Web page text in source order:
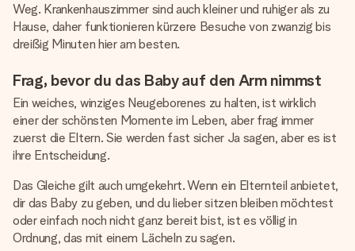
Weg. Krankenhauszimmer sind auch kleiner und ruhiger als zu
Hause, daher funktionieren kürzere Besuche von zwanzig bis
dreißig Minuten hier am besten.
Frag, bevor du das Baby auf den Arm nimmst
Ein weiches, winziges Neugeborenes zu halten, ist wirklich
einer der schönsten Momente im Leben, aber frag immer
zuerst die Eltern. Sie werden fast sicher Ja sagen, aber es ist
ihre Entscheidung.
Das Gleiche gilt auch umgekehrt. Wenn ein Elternteil anbietet,
dir das Baby zu geben, und du lieber sitzen bleiben möchtest
oder einfach noch nicht ganz bereit bist, ist es völlig in
Ordnung, das mit einem Lächeln zu sagen.